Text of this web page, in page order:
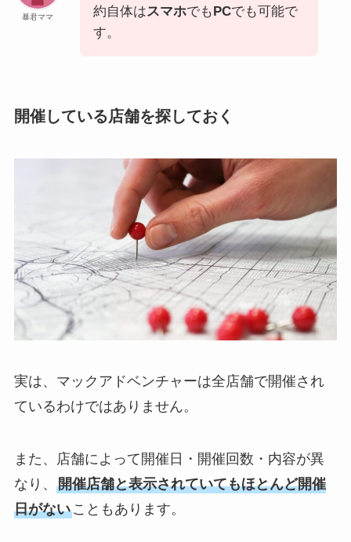
暴君ママ
約自体はスマホでも PCでも可能で
す。
開催している店舗を探しておく
実は、マックアドベンチャーは全店舗で開催され
ているわけではありません。
また、店舗によって開催日・開催回数・内容が異
なり、 開催店舗と表示されていてもほとんど開催
日がないこともあります。